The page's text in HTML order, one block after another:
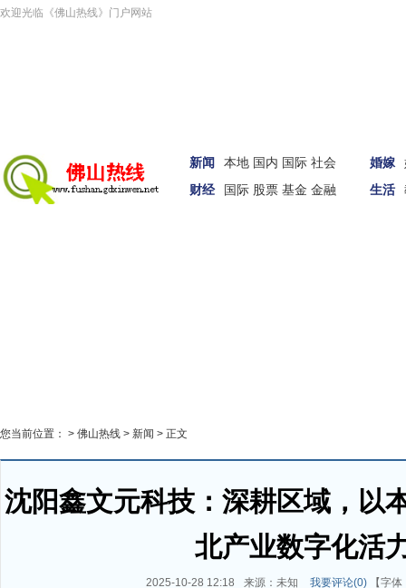
欢迎光临《佛山热线》门户网站
新闻 本地 国内 国际 社会
财经
国际 股票 基金 金融
婚嫁
生活
您当前位置： > 佛山热线 > 新闻 > 正文
沈阳鑫文元科技：深耕区域，以
北产业数字化活
2025-10-28 12:18 来源：未知 我要评论(0)【字体